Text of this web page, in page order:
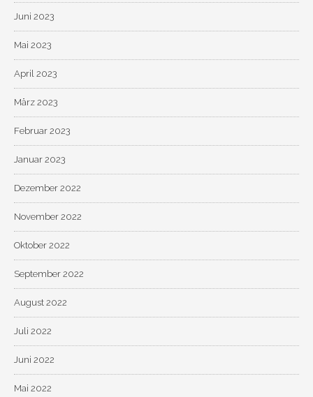
Juni 2023
Mai 2023
April 2023
März 2023
Februar 2023
Januar 2023
Dezember 2022
November 2022
Oktober 2022
September 2022
August 2022
Juli 2022
Juni 2022
Mai 2022